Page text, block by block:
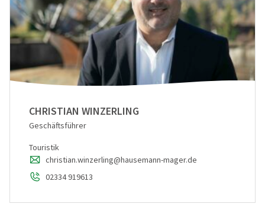
CHRISTIAN WINZERLING
Geschäftsführer
Touristik
christian.winzerling@hausemann-mager.de
02334 919613